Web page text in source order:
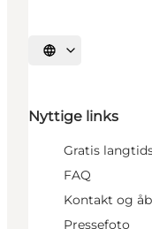
Vælg sprog
Nyttige links
Gratis
FAQ
Kontakt og
Pressefoto